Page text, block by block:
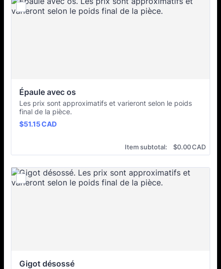
Épaule avec os
Les prix sont approximatifs et varieront selon le poids
final de la pièce.
$51.15 CAD
$51.15CAD
Item subtotal: $0.00 CAD
$0.00CAD
Gigot désossé